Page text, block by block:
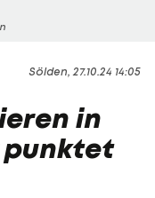
Sölden, 27.10.24 14:05
in
punktet